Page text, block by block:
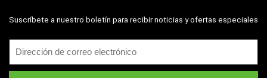
Suscríbete a nuestro boletín para recibir noticias y ofertas especiales